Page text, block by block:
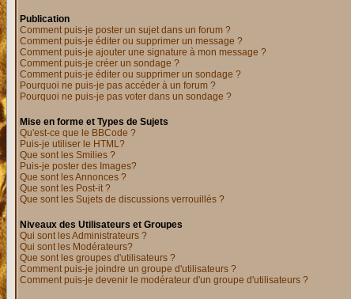
Publication
Comment puis-je poster un sujet dans un forum ?
Comment puis-je éditer ou supprimer un message ?
Comment puis-je ajouter une signature à mon message ?
Comment puis-je créer un sondage ?
Comment puis-je éditer ou supprimer un sondage ?
Pourquoi ne puis-je pas accéder à un forum ?
Pourquoi ne puis-je pas voter dans un sondage ?
Mise en forme et Types de Sujets
Qu'est-ce que le BBCode ?
Puis-je utiliser le HTML?
Que sont les Smilies ?
Puis-je poster des Images?
Que sont les Annonces ?
Que sont les Post-it ?
Que sont les Sujets de discussions verrouillés ?
Niveaux des Utilisateurs et Groupes
Qui sont les Administrateurs ?
Qui sont les Modérateurs?
Que sont les groupes d'utilisateurs ?
Comment puis-je joindre un groupe d'utilisateurs ?
Comment puis-je devenir le modérateur d'un groupe d'utilisateurs ?